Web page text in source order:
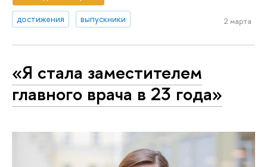
достижения
выпускники 2 марта
«Я стала заместителем
главного врача в 23 года»